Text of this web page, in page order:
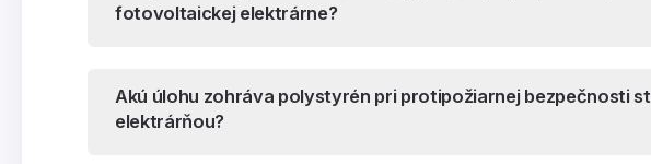
fotovoltaickej elektrárne?
Akú úlohu zohráva polystyrén pri protipožiarnej bezpečnosti
elektrárňou?